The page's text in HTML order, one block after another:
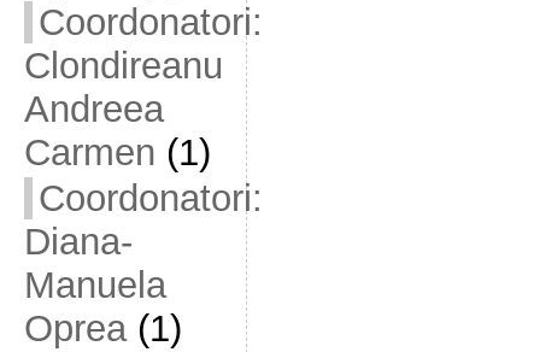
Coordonatori:
Clondireanu
Andreea
Carmen (1)
Coordonatori:
Diana-
Manuela
Oprea(1)